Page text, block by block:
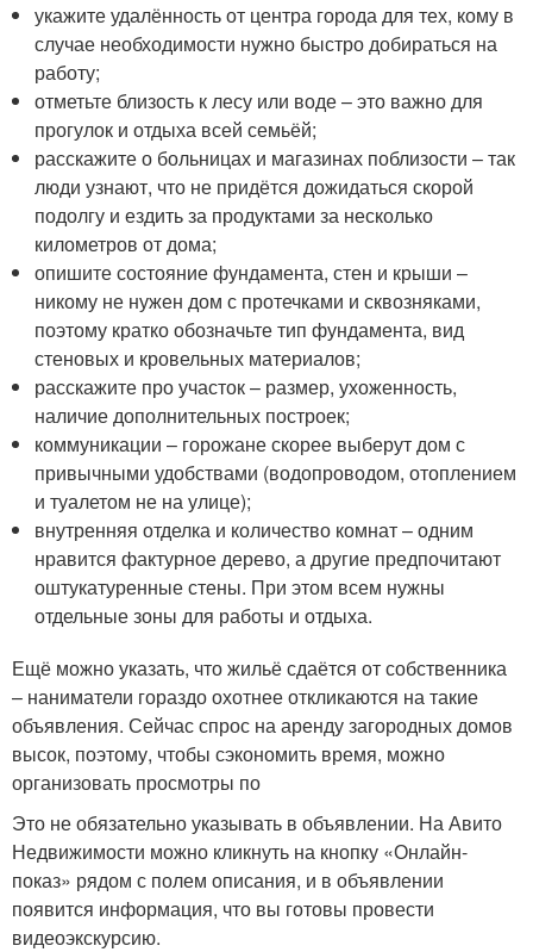
укажите удалённость от центра города для тех, кому в
случае необходимости нужно быстро добираться на
работу;
отметьте близость к лесу или воде – это важно для
прогулок и отдыха всей семьёй;
расскажите о больницах и магазинах поблизости – так
люди узнают, что не придётся дожидаться скорой
подолгу и ездить за продуктами за несколько
километров от дома;
опишите состояние фундамента, стен и крыши –
никому не нужен дом с протечками и сквозняками,
поэтому кратко обозначьте тип фундамента, вид
стеновых и кровельных материалов;
расскажите про участок – размер, ухоженность,
наличие дополнительных построек;
коммуникации – горожане скорее выберут дом с
привычными удобствами (водопроводом, отоплением
и туалетом не на улице);
внутренняя отделка и количество комнат – одним
нравится фактурное дерево, а другие предпочитают
оштукатуренные стены. При этом всем нужны
отдельные зоны для работы и отдыха.
Ещё можно указать, что жильё сдаётся от собственника
– наниматели гораздо охотнее откликаются на такие
объявления. Сейчас спрос на аренду загородных домов
высок, поэтому, чтобы сэкономить время, можно
организовать просмотры по
Это не обязательно указывать в объявлении. На Авито
Недвижимости можно кликнуть на кнопку «Онлайн-
показ» рядом с полем описания, и в объявлении
появится информация, что вы готовы провести
видеоэкскурсию.